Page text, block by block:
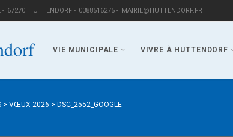
- 67270 HUTTENDORF - 0388516275 - MAIRIE@HUTTENDORF.FR
VIE MUNICIPALE VIVRE À HUTTENDORF
> VŒUX 2026 > DSC_2552_GOOGLE